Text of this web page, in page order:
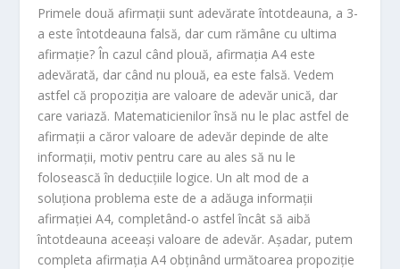
Primele două afirmații sunt adevărate întotdeauna, a 3-
a este întotdeauna falsă, dar cum rămâne cu ultima
afirmație? În cazul când plouă, afirmația A4 este
adevărată, dar când nu plouă, ea este falsă. Vedem
astfel că propoziția are valoare de adevăr unică, dar
care variază. Matematicienilor însă nu le plac astfel de
afirmații a căror valoare de adevăr depinde de alte
informații, motiv pentru care au ales să nu le
folosească în deducțiile logice. Un alt mod de a
soluționa problema este de a adăuga informații
afirmației A4, completând-o astfel încât să aibă
întotdeauna aceeași valoare de adevăr. Așadar, putem
completa afirmația A4 obținând următoarea propoziție